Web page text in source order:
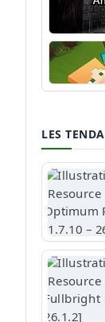
Shaders Minecraft
Guide Minecraft
LES